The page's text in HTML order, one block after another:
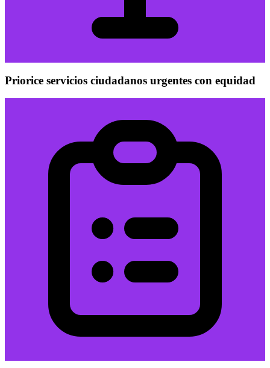
Priorice servicios ciudadanos urgentes con equidad